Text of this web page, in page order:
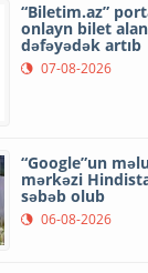
“Biletim.az”
onlayn bilet
dəfəyədək artıb
07-08-2026
“Google”un
mərkəzi
səbəb olub
06-08-2026